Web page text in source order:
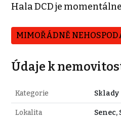
Hala DCD je
MIMOŘÁDNĚ
Údaje k
Kategorie Sklady
Lokalita Senec,